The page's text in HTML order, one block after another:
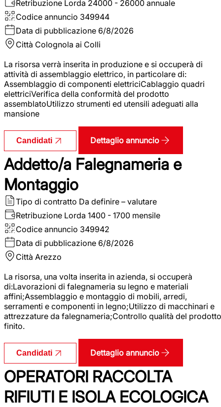
Retribuzione Lorda 24000 - 26000 annuale
Codice annuncio 349944
Data di pubblicazione 6/8/2026
Città Colognola ai Colli
La risorsa verrà inserita in produzione e si occuperà di
attività di assemblaggio elettrico, in particolare di:
Assemblaggio di componenti elettriciCablaggio quadri
elettriciVerifica della conformità del prodotto
assemblatoUtilizzo strumenti ed utensili adeguati alla
mansione
Candidati Dettaglio annuncio
Addetto/a Falegnameria e
Montaggio
Tipo di contratto Da definire – valutare
Retribuzione Lorda 1400 - 1700 mensile
Codice annuncio 349942
Data di pubblicazione 6/8/2026
Città Arezzo
La risorsa, una volta inserita in azienda, si occuperà
di:Lavorazioni di falegnameria su legno e materiali
affini;Assemblaggio e montaggio di mobili, arredi,
serramenti e componenti in legno;Utilizzo di macchinari e
attrezzature da falegnameria;Controllo qualità del prodotto
finito.
Candidati Dettaglio annuncio
OPERATORI RACCOLTA
RIFIUTI E ISOLA ECOLOGICA